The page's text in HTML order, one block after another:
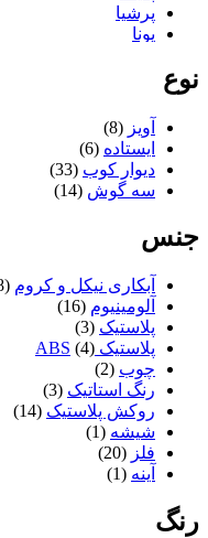
پرشیا
پونا
ثمین
جگوار
دایی
درسان
دکورال
دیاموند
زرین
زیبا
سام ست
سناتور
سینماز
شفق
شنیا
عروس نوین
کادین
کارن
نوع
آویز (8)
ایستاده (6)
دیوار کوب (33)
سه گوش (14)
جنس
آبکاری نیکل و کروم (8)
آلومینیوم (16)
پلاستیک (3)
پلاستیک ABS (4)
چوب (2)
رنگ استاتیک (3)
روکش پلاستیک (14)
شیشه (1)
فلز (20)
آینه (1)
رنگ